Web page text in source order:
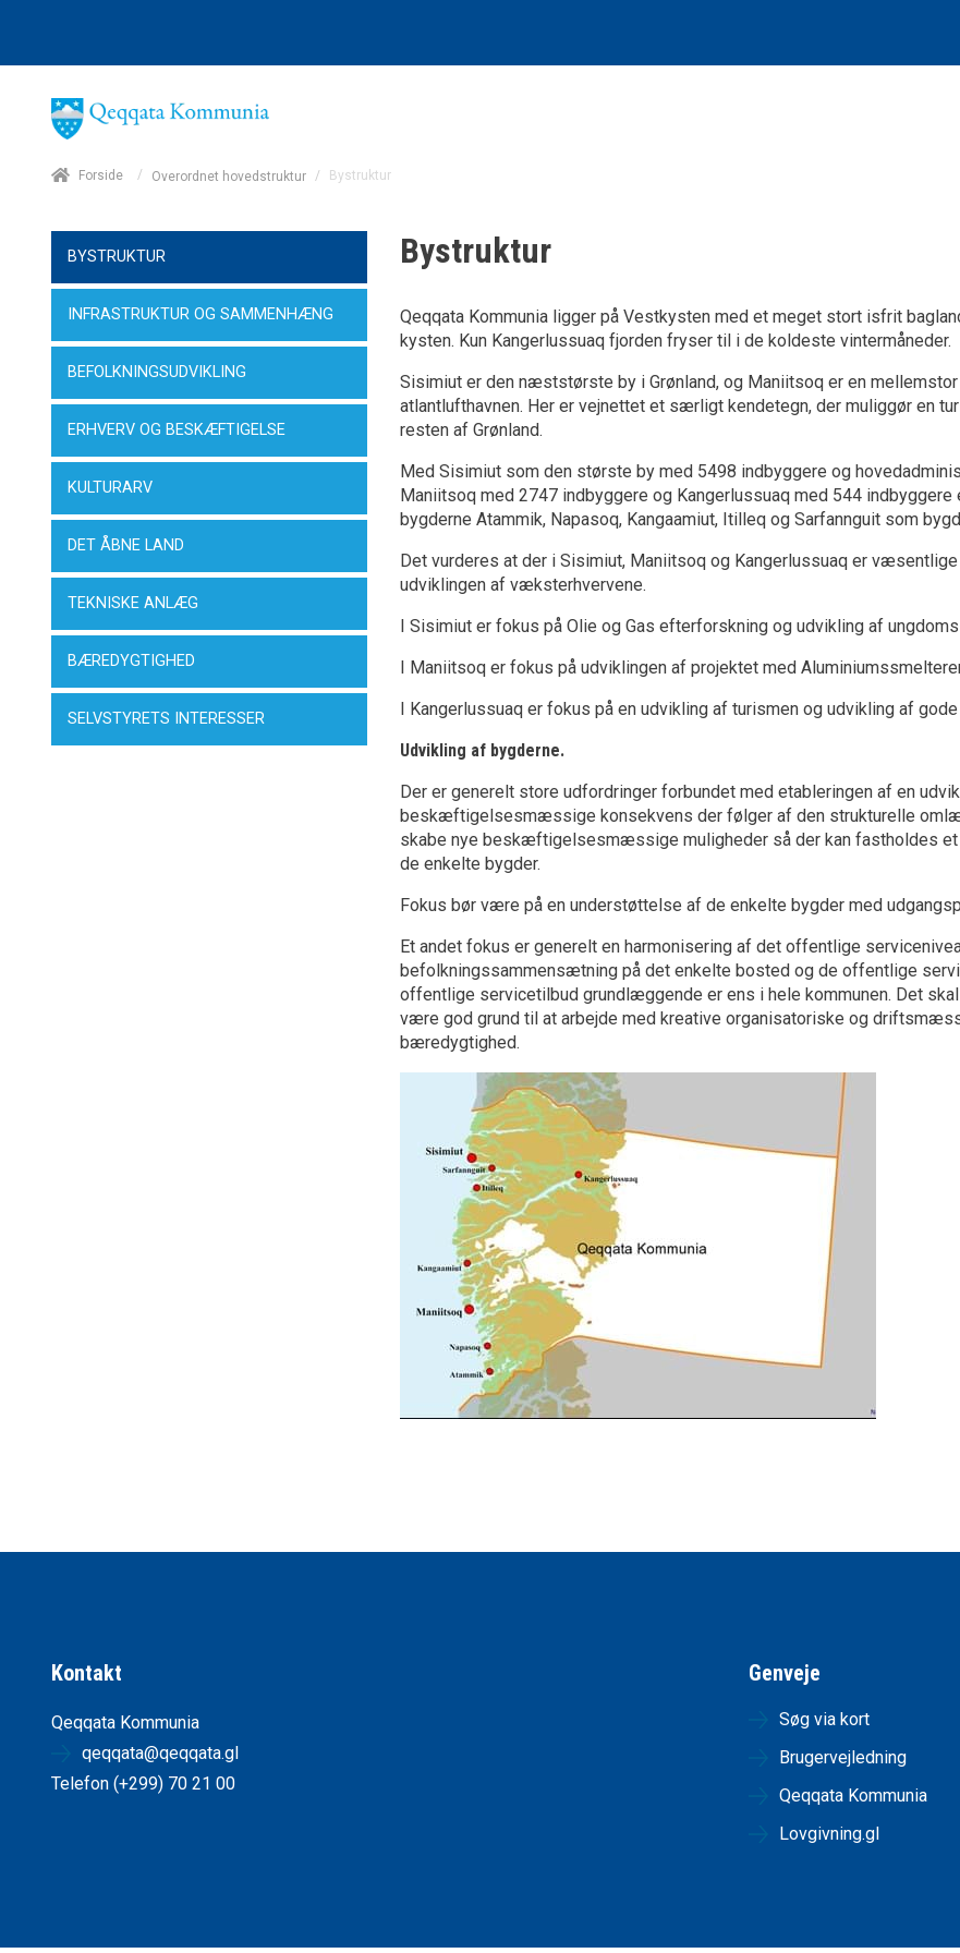
Forside / Overordnet hovedstruktur / Bystruktur
BYSTRUKTUR
INFRASTRUKTUR OG SAMMENHÆNG
BEFOLKNINGSUDVIKLING
ERHVERV OG BESKÆFTIGELSE
KULTURARV
DET ÅBNE LAND
TEKNISKE ANLÆG
BÆREDYGTIGHED
SELVSTYRETS INTERESSER
Bystruktur
Qeqqata Kommunia ligger på Vestkysten med et meget stort isfrit
kysten. Kun Kangerlussuaq fjorden fryser til i de koldeste vintermåneder.
Sisimiut er den næststørste by i Grønland, og Maniitsoq er en
atlantlufthavnen. Her er vejnettet et særligt kendetegn, der muliggør en
resten af Grønland.
Med Sisimiut som den største by med 5498 indbyggere og
Maniitsoq med 2747 indbyggere og Kangerlussuaq med 544
bygderne Atammik, Napasoq, Kangaamiut, Itilleq og Sarfannguit som
Det vurderes at der i Sisimiut, Maniitsoq og Kangerlussuaq er
udviklingen af væksterhvervene.
I Sisimiut er fokus på Olie og Gas efterforskning og udvikling af
I Maniitsoq er fokus på udviklingen af projektet med
I Kangerlussuaq er fokus på en udvikling af turismen og udvikling af
Udvikling af bygderne.
Der er generelt store udfordringer forbundet med etableringen af en
beskæftigelsesmæssige konsekvens der følger af den strukturelle
skabe nye beskæftigelsesmæssige muligheder så der kan fastholdes
de enkelte bygder.
Fokus bør være på en understøttelse af de enkelte bygder med
Et andet fokus er generelt en harmonisering af det offentlige
befolkningssammensætning på det enkelte bosted og de offentlige
offentlige servicetilbud grundlæggende er ens i hele kommunen. Det
være god grund til at arbejde med kreative organisatoriske og
bæredygtighed.
Kontakt
Qeqqata Kommunia
qeqqata@qeqqata.gl
Telefon (+299) 70 21 00
Genveje
Søg via kort
Brugervejledning
Qeqqata Kommunia
Lovgivning.gl